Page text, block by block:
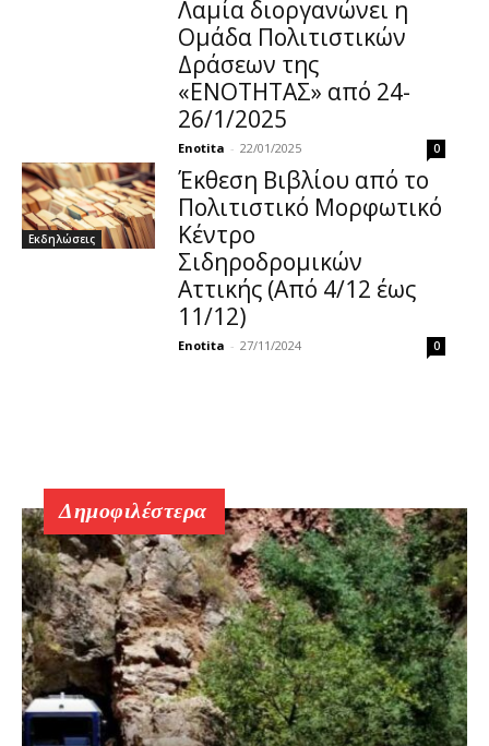
Λαμία διοργανώνει η
Ομάδα Πολιτιστικών
Δράσεων της
«ΕΝΟΤΗΤΑΣ» από 24-
26/1/2025
Enotita - 22/01/2025 0
Εκδηλώσεις
Έκθεση Βιβλίου από το
Πολιτιστικό Μορφωτικό
Κέντρο
Σιδηροδρομικών
Αττικής (Από 4/12 έως
11/12)
Enotita - 27/11/2024 0
Δημοφιλέστερα